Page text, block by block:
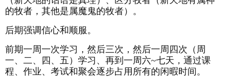
的牧者，其他是属魔鬼的牧者）。
后期强调信心和顺服。
前期一周一次学习，然后三次，然后一周四次（周
一、二、四、五）学习、再到一周六~七天，通过课
程、作业、考试和聚会逐步占用所有的闲暇时间。